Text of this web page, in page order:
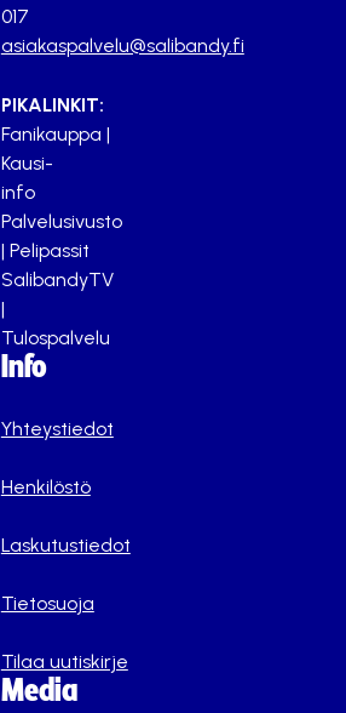
017
asiakaspalvelu@salibandy.fi
PIKALINKIT:
Fanikauppa |
Kausi-
info
Palvelusivusto
| Pelipassit
SalibandyTV
|
Tulospalvelu
Info
Yhteystiedot
Henkilöstö
Laskutustiedot
Tietosuoja
Tilaa uutiskirje
Media